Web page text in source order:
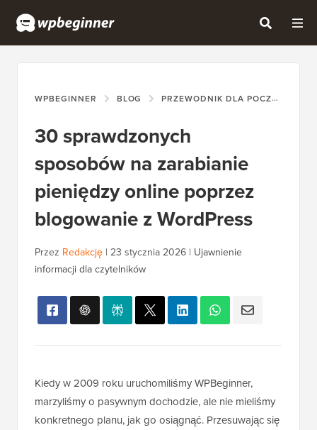
WPBEGINNER BLOG PRZEWODNIK DLA POCZĄTKUJĄCYCH
30 sprawdzonych
sposobów na zarabianie
pieniędzy online poprzez
blogowanie z WordPress
Przez Redakcję | 23 stycznia 2026 | Ujawnienie
informacji dla czytelników
Kiedy w 2009 roku uruchomiliśmy WPBeginner,
marzyliśmy o pasywnym dochodzie, ale nie mieliśmy
konkretnego planu, jak go osiągnąć. Przesuwając się